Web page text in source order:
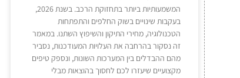
המשמעותיות ביותר בתחזוקת הרכב. בשנת 2026,
בעקבות שינויים בשוק החלפים והתפתחות
הטכנולוגיה, מחירי התיקון והשיפוץ השתנו. במאמר
זה נסקור בהרחבה את העלויות המעודכנות, נסביר
מהם ההבדלים בין המערכות השונות, ונספק טיפים
מקצועיים שיעזרו לכם לחסוך בהוצאות מבלי